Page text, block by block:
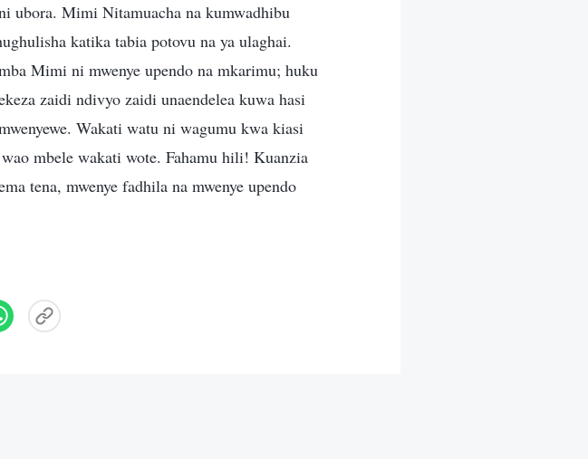
ubora. Mimi Nitamuacha na kumwadhibu
katika tabia potovu na ya ulaghai.
Mimi ni mwenye upendo na mkarimu; huku
zaidi ndivyo zaidi unaendelea kuwa hasi
Wakati watu ni wagumu kwa kiasi
mbele wakati wote. Fahamu hili! Kuanzia
tena, mwenye fadhila na mwenye upendo